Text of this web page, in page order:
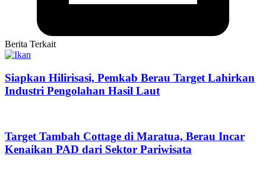
Berita Terkait
Siapkan Hilirisasi, Pemkab Berau Target Lahirkan
Industri Pengolahan Hasil Laut
Target Tambah Cottage di Maratua, Berau Incar
Kenaikan PAD dari Sektor Pariwisata